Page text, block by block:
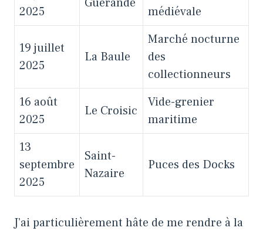
2025
médiévale
19 juillet
2025
La Baule
Marché nocturne
des
collectionneurs
16 août
2025
Le Croisic
Vide-grenier
maritime
13
septembre
2025
Saint-
Nazaire
Puces des Docks
J’ai particulièrement hâte de me rendre à la